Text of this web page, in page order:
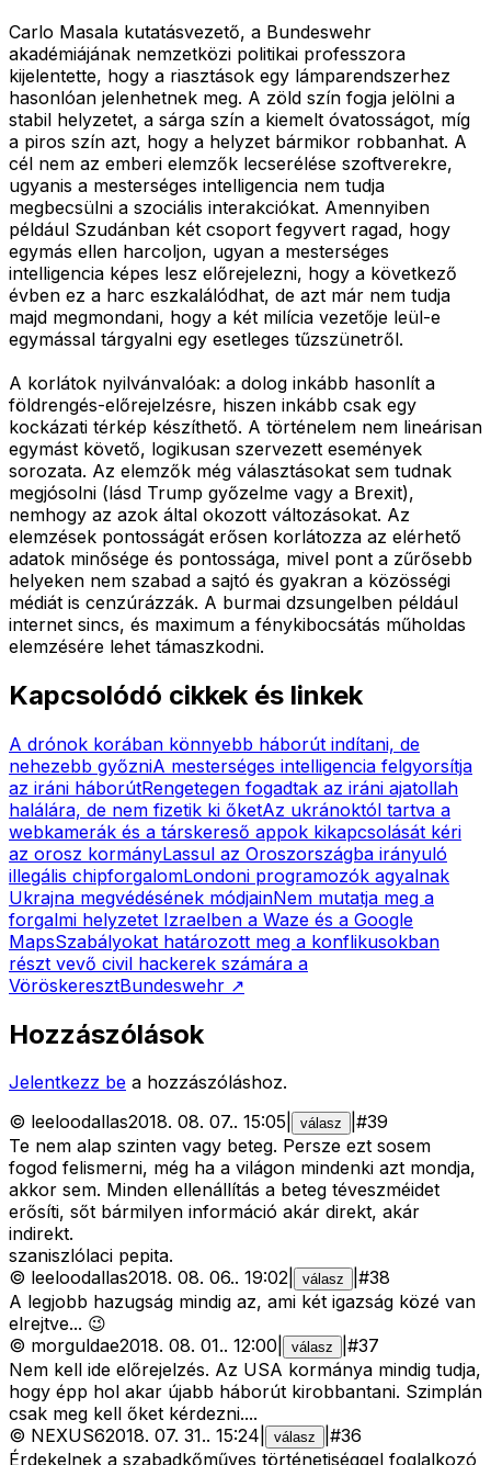
Carlo Masala kutatásvezető, a Bundeswehr
akadémiájának nemzetközi politikai professzora
kijelentette, hogy a riasztások egy lámparendszerhez
hasonlóan jelenhetnek meg. A zöld szín fogja jelölni a
stabil helyzetet, a sárga szín a kiemelt óvatosságot, míg
a piros szín azt, hogy a helyzet bármikor robbanhat. A
cél nem az emberi elemzők lecserélése szoftverekre,
ugyanis a mesterséges intelligencia nem tudja
megbecsülni a szociális interakciókat. Amennyiben
például Szudánban két csoport fegyvert ragad, hogy
egymás ellen harcoljon, ugyan a mesterséges
intelligencia képes lesz előrejelezni, hogy a következő
évben ez a harc eszkalálódhat, de azt már nem tudja
majd megmondani, hogy a két milícia vezetője leül-e
egymással tárgyalni egy esetleges tűzszünetről.
A korlátok nyilvánvalóak: a dolog inkább hasonlít a
földrengés-előrejelzésre, hiszen inkább csak egy
kockázati térkép készíthető. A történelem nem lineárisan
egymást követő, logikusan szervezett események
sorozata. Az elemzők még választásokat sem tudnak
megjósolni (lásd Trump győzelme vagy a Brexit),
nemhogy az azok által okozott változásokat. Az
elemzések pontosságát erősen korlátozza az elérhető
adatok minősége és pontossága, mivel pont a zűrősebb
helyeken nem szabad a sajtó és gyakran a közösségi
médiát is cenzúrázzák. A burmai dzsungelben például
internet sincs, és maximum a fénykibocsátás műholdas
elemzésére lehet támaszkodni.
Kapcsolódó cikkek és linkek
A drónok korában könnyebb háborút indítani, de
nehezebb győzniA mesterséges intelligencia felgyorsítja
az iráni háborútRengetegen fogadtak az iráni ajatollah
halálára, de nem fizetik ki őketAz ukránoktól tartva a
webkamerák és a társkereső appok kikapcsolását kéri
az orosz kormányLassul az Oroszországba irányuló
illegális chipforgalomLondoni programozók agyalnak
Ukrajna megvédésének módjainNem mutatja meg a
forgalmi helyzetet Izraelben a Waze és a Google
MapsSzabályokat határozott meg a konflikusokban
részt vevő civil hackerek számára a
VöröskeresztBundeswehr ↗
Hozzászólások
Jelentkezz be a hozzászóláshoz.
© leeloodallas2018. 08. 07.. 15:05 válasz #39
Te nem alap szinten vagy beteg. Persze ezt sosem
fogod felismerni, még ha a világon mindenki azt mondja,
akkor sem. Minden ellenállítás a beteg téveszméidet
erősíti, sőt bármilyen információ akár direkt, akár
indirekt.
szaniszlólaci pepita.
© leeloodallas2018. 08. 06.. 19:02 válasz #38
A legjobb hazugság mindig az, ami két igazság közé van
elrejtve... 😉
© morguldae2018. 08. 01.. 12:00 válasz #37
Nem kell ide előrejelzés. Az USA kormánya mindig tudja,
hogy épp hol akar újabb háborút kirobbantani. Szimplán
csak meg kell őket kérdezni....
© NEXUS62018. 07. 31.. 15:24 válasz #36
Érdekelnek a szabadkőműves történetiséggel foglalkozó